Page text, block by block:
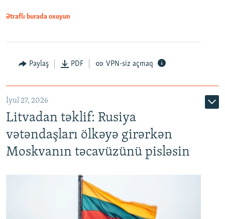
Ətraflı burada oxuyun
Paylaş PDF VPN-siz açmaq
İyul 27, 2026
Litvadan təklif: Rusiya
vətəndaşları ölkəyə girərkən
Moskvanın təcavüzünü pisləsin